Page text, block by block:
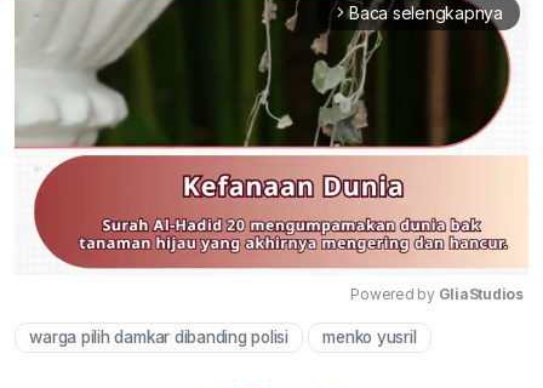
arrow_forward_ios Baca selengkapnya
Powered by GliaStudios
warga pilih damkar dibanding polisi menko yusril